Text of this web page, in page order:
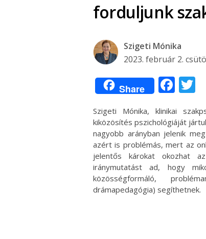
forduljunk
Szigeti Mónika
2023. február 2.
Share
Szigeti Mónika, klinikai
kiközösítés pszichológiáját
nagyobb arányban jelenik
azért is problémás, mert az
jelentős károkat okozhat
iránymutatást ad, hogy
közösségformáló,
drámapedagógia) segíthetnek.